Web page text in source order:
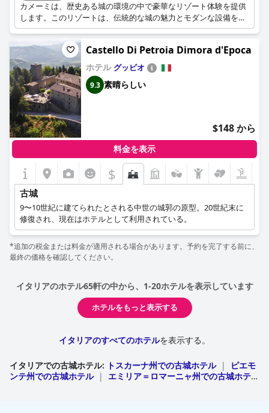
カメーミは、歴史ある城の環境の中で豪華なリゾート体験を提供
します。このリゾートは、伝統的な城の魅力とモダンな設備を組
み合わせ、ゲストにユニークでリラックスできる滞在を提供しま
Castello Di Petroia Dimora d'Epoca
ホテル グッビオ
9.3 素晴らしい
$148 から
料金を表示
$
古城
9〜10世紀に建てられたとされる中世の城郭の原型。20世紀末に
修復され、現在はホテルとして利用されている。
*追加の税金または料金が適用される場合があります。予約を完了する前に、
最終の価格を確認してください。
イタリアのホテル65軒の中から、1-20ホテルを表示しています
ホテルをもっと表示する
イタリアのすべてのホテルを表示する。
イタリアでの古城ホテル: トスカーナ州での古城ホテル |
ピエモ
ンテ州での古城ホテル |
エミリア＝ロマーニャ州での古城ホテ